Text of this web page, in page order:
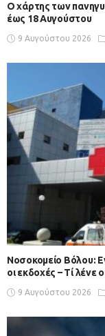
Ο χάρτης των
έως 18 Αυγούστου
9 Αυγούστου 2026
Νοσοκομείο Βόλου:
οι εκδοχές – Τί λένε
9 Αυγούστου 2026